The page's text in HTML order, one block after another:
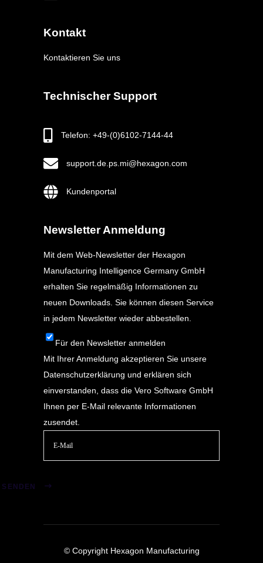
Kontakt
Kontaktieren Sie uns
Technischer Support
Telefon: +49-(0)6102-7144-44
support.de.ps.mi@hexagon.com
Kundenportal
Newsletter Anmeldung
Mit dem Web-Newsletter der Hexagon
Manufacturing Intelligence Germany GmbH
erhalten Sie regelmäßig Informationen zu
neuen Downloads. Sie können diesen Service
in jedem Newsletter wieder abbestellen.
Für den Newsletter anmelden
Mit Ihrer Anmeldung akzeptieren Sie unsere
Datenschutzerklärung und erklären sich
einverstanden, dass die Vero Software GmbH
Ihnen per E-Mail relevante Informationen
zusendet.
lasse
SENDEN
© Copyright Hexagon Manufacturing